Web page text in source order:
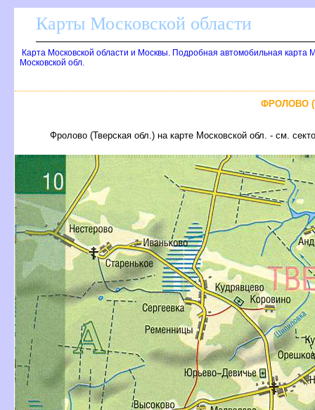
Карты Московской области
Карта Московской области и Москвы. Подробная автомобильная карта
Московской обл.
ФРОЛОВО
Фролово (Тверская обл.) на карте Московской обл. - см.